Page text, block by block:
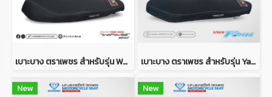
เบาะบาง ตราเพชร สำหรับรุ่น WAVE 125i ปี 2023 เบาะบาง ตราเพชร สำหรับรุ่น Yamaha FINN
New New